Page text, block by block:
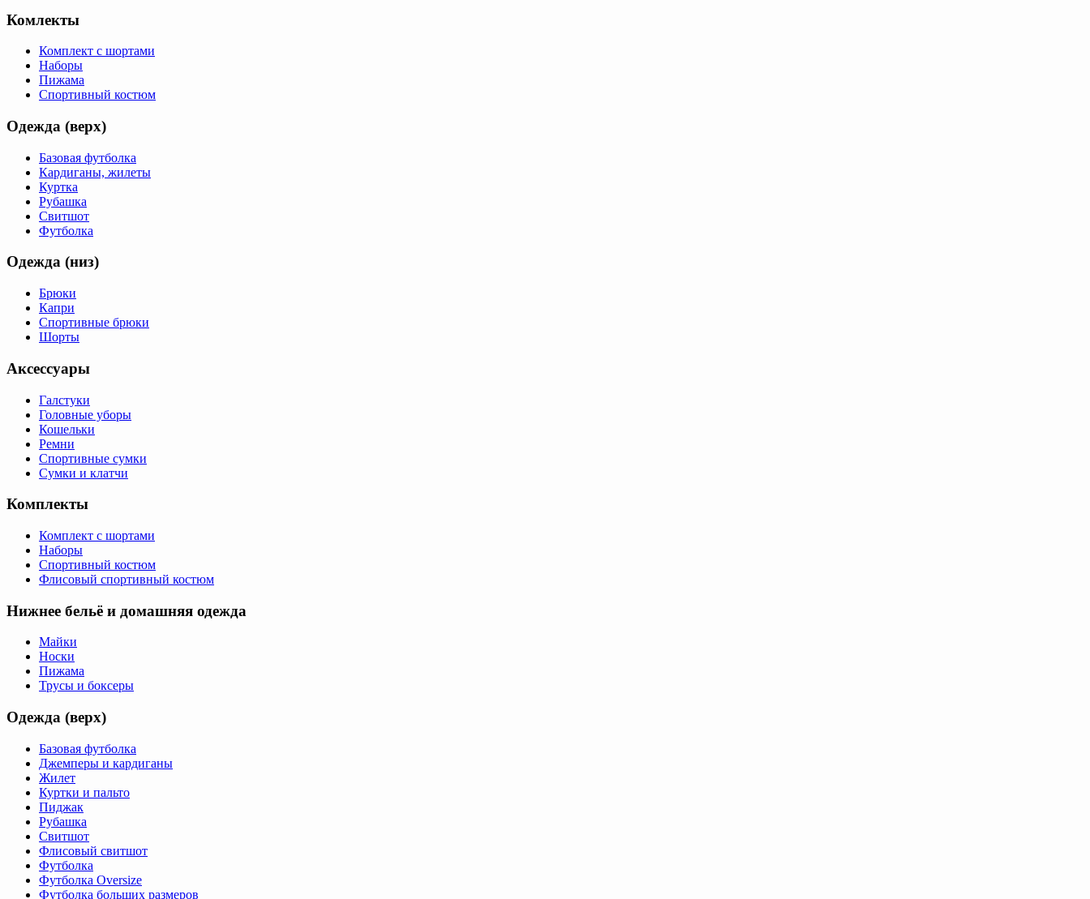
Комлекты
Комплект с шортами
Наборы
Пижама
Спортивный костюм
Одежда (верх)
Базовая футболка
Кардиганы, жилеты
Куртка
Рубашка
Свитшот
Футболка
Одежда (низ)
Брюки
Капри
Спортивные брюки
Шорты
Аксессуары
Галстуки
Головные уборы
Кошельки
Ремни
Спортивные сумки
Сумки и клатчи
Комплекты
Комплект с шортами
Наборы
Спортивный костюм
Флисовый спортивный костюм
Нижнее бельё и домашняя одежда
Майки
Носки
Пижама
Трусы и боксеры
Одежда (верх)
Базовая футболка
Джемперы и кардиганы
Жилет
Куртки и пальто
Пиджак
Рубашка
Свитшот
Флисовый свитшот
Футболка
Футболка Oversize
Футболка больших размеров